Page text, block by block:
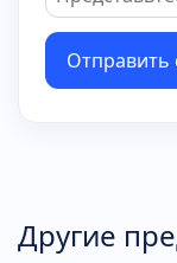
Отправить
Другие